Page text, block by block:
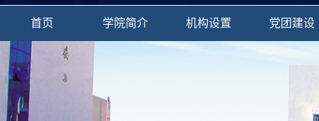
首页 学院简介 机构设置 党团建设